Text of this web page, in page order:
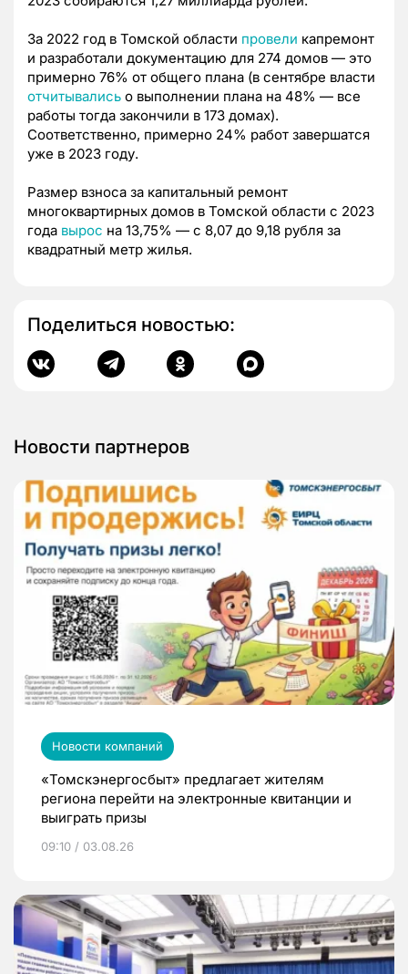
За 2022 год в Томской области провели капремонт
и разработали документацию для 274 домов — это
примерно 76% от общего плана (в сентябре власти
отчитывались о выполнении плана на 48% — все
работы тогда закончили в 173 домах).
Соответственно, примерно 24% работ завершатся
уже в 2023 году.
Размер взноса за капитальный ремонт
многоквартирных домов в Томской области с 2023
года вырос на 13,75% — с 8,07 до 9,18 рубля за
квадратный метр жилья.
Поделиться новостью:
Новости партнеров
Новости компаний
«Томскэнергосбыт» предлагает жителям
региона перейти на электронные квитанции и
выиграть призы
09:10 / 03.08.26